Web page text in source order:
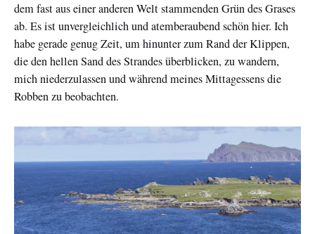
dem fast aus einer anderen Welt stammenden Grün des Grases
ab. Es ist unvergleichlich und atemberaubend schön hier. Ich
habe gerade genug Zeit, um hinunter zum Rand der Klippen,
die den hellen Sand des Strandes überblicken, zu wandern,
mich niederzulassen und während meines Mittagessens die
Robben zu beobachten.